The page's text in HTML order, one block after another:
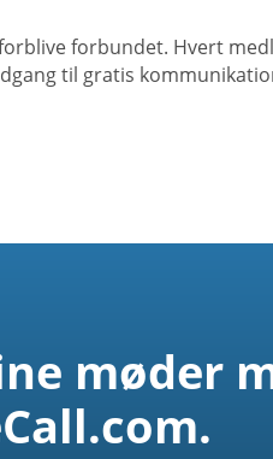
forbundet. Hvert
til gratis
møder